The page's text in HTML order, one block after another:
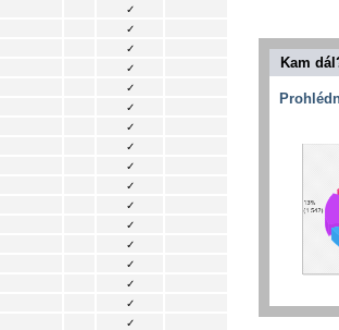
✓
✓
✓
✓
✓
✓
✓
✓
✓
✓
✓
✓
✓
✓
✓
✓
✓
Kam